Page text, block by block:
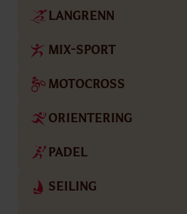
LANGRENN
MIX-SPORT
MOTOCROSS
ORIENTERING
PADEL
SEILING